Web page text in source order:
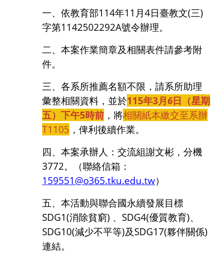
一、依教育部114年11 月4日臺教文(三)
字第1142502292A號令辦理。
二、本案作業簡章及相關表件請參考附
件。
三、各系所推薦名額不限，請系所助理
彙整相關資料，並於115年3月6日（星期
五）下午5時前，將相關紙本繳交至系辦
T1105 ，俾利後續作業。
四、本案承辦人：交流組謝文彬，分機
3772。（聯絡信箱：
159551@o365.tku.edu.tw）
五、本活動與聯合國永續發展目標
SDG1(消除貧窮) 、 SDG4(優質教育)、
SDG10(減少不平等)及SDG17(夥伴關係)
連結。